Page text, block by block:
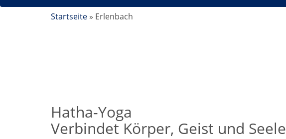
Startseite » Erlenbach
Hatha-Yoga
Verbindet Körper, Geist und Seele